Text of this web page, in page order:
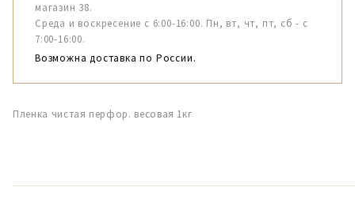
магазин 38.
Среда и воскресение с 6:00-16:00. Пн, вт, чт, пт, сб - с
7:00-16:00.
Возможна доставка по России.
Пленка чистая перфор. весовая 1кг